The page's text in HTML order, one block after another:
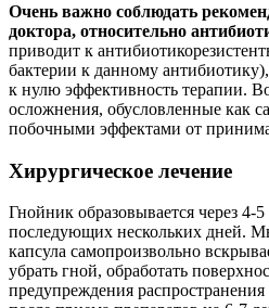
Очень важно соблюдать
доктора, относительно
приводит к
бактерии к данному
к нулю эффективность терапии.
осложнения, обусловленные как
побочными эффектами от
Хирургическое лечение
Гнойник образовывается через 4-
последующих нескольких дней.
капсула самопроизвольно
убрать гной, обработать
предупреждения